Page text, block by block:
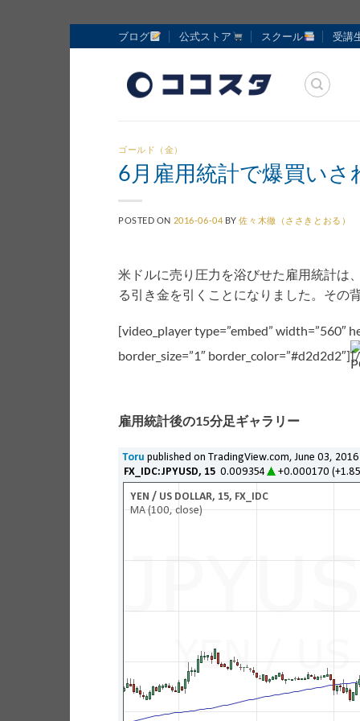
to
ブログ 公式ストア スクール 受講
ゴールド（金）
6月雇用統計で爆買い
POSTED ON 2016-06-04 BY佐々木徹（ささきとおる）
米ドルに売り圧力を浴びせた雇用統計は
る引き金を引くことになりました。その
[video_player type=”embed” width=”560″
border_size=”1″ border_color=”#d2d2d2″]
雇用統計後の15分足ギャラリー